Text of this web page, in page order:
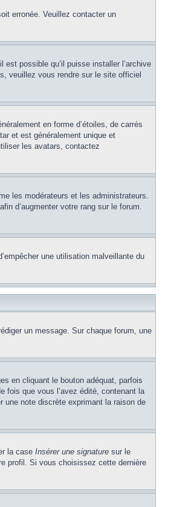
erronée. Veuillez contacter un
possible qu’il puisse installer l’archive
veuillez vous rendre sur le site officiel
en forme d’étoiles, de carrés
et est généralement unique et
les avatars, contactez
les modérateurs et les administrateurs.
d’augmenter votre rang sur le forum.
une utilisation malveillante du
un message. Sur chaque forum, une
en cliquant le bouton adéquat, parfois
fois que vous l’avez édité, contenant la
une note discrète exprimant la raison de
la case Insérer une signature sur le
profil. Si vous choisissez cette dernière